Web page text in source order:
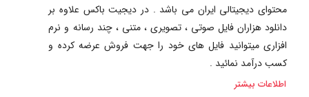
محتوای دیجیتالی ایران می باشد . در دیجیت باکس علاوه بر
دانلود هزاران فایل صوتی ، تصویری ، متنی ، چند رسانه و نرم
افزاری میتوانید فایل های خود را جهت فروش عرضه کرده و
کسب درآمد نمائید .
اطلاعات بیشتر